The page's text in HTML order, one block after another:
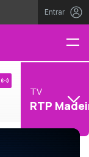
Entrar
TV
RTP